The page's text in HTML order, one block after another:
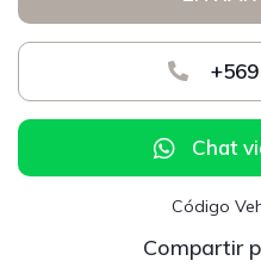
Chat
Código
Compartir